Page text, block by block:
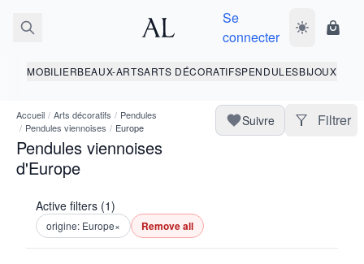
Se
connecter
Basculer le
MOBILIERBEAUX-ARTSARTS DÉCORATIFSPENDULESBIJOUX
Accueil / Arts décoratifs / Pendules
/ Pendules viennoises / Europe
Pendules viennoises
d'Europe
Suivre Filtrer
Active filters (1)
origine: Europe× Remove all